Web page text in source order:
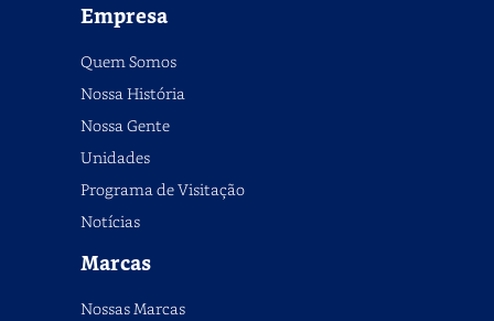
Empresa
Quem Somos
Nossa História
Nossa Gente
Unidades
Programa de Visitação
Notícias
Marcas
Nossas Marcas